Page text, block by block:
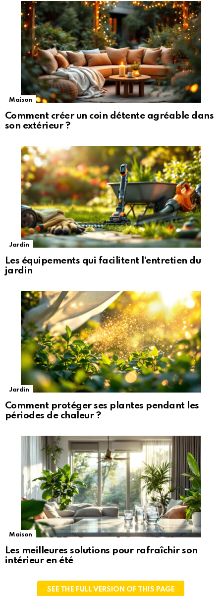
Maison
Comment créer un coin détente agréable dans
son extérieur ?
Jardin
Les équipements qui facilitent l’entretien du
jardin
Jardin
Comment protéger ses plantes pendant les
périodes de chaleur ?
Maison
Les meilleures solutions pour rafraîchir son
intérieur en été
SEE THE FULL VERSION OF THIS PAGE